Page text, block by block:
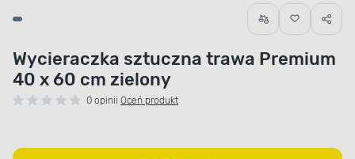
Wycieraczka sztuczna trawa Premium
40 x 60 cm zielony
0 opinii Oceń produkt